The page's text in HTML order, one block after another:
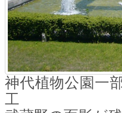
神代植物公園一
工